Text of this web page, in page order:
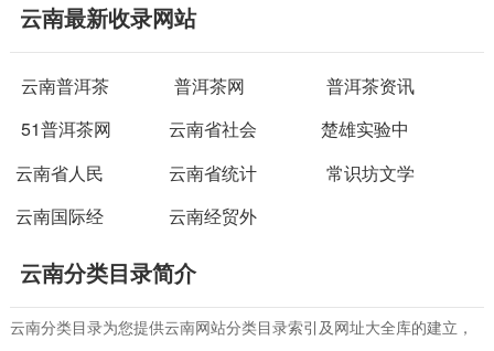
云南最新收录网站
云南普洱茶 普洱茶网
普洱茶资讯
51普洱茶网
云南省社会
楚雄实验中
云南省人民
云南省统计
常识坊文学
云南国际经
云南经贸外
云南分类目录简介
云南分类目录为您提供云南网站分类目录索引及网址大全库的建立，